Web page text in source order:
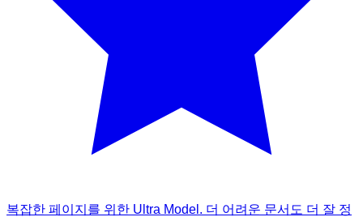
복잡한 페이지를 위한 Ultra Model. 더 어려운 문서도 더 잘 정